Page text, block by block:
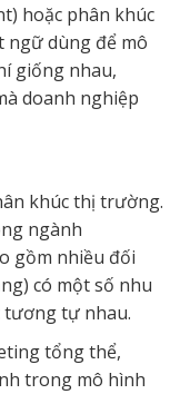
hoặc phân khúc
ngữ dùng để mô
giống nhau,
doanh nghiệp
khúc thị trường.
ngành
gồm nhiều đối
có một số nhu
tương tự nhau.
tổng thể,
trong mô hình